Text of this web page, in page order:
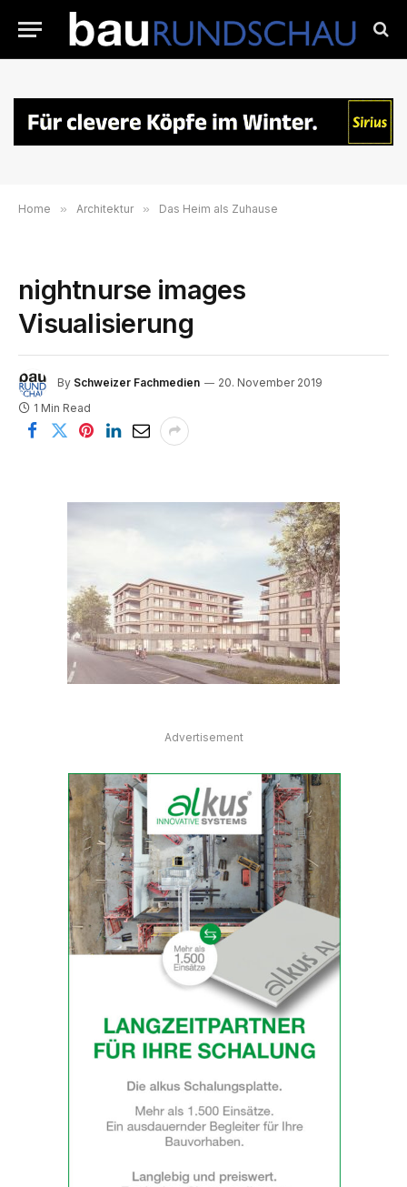
Home » Architektur » Das Heim als Zuhause
nightnurse images
Visualisierung
By Schweizer Fachmedien
20. November 2019
1 Min Read
Advertisement